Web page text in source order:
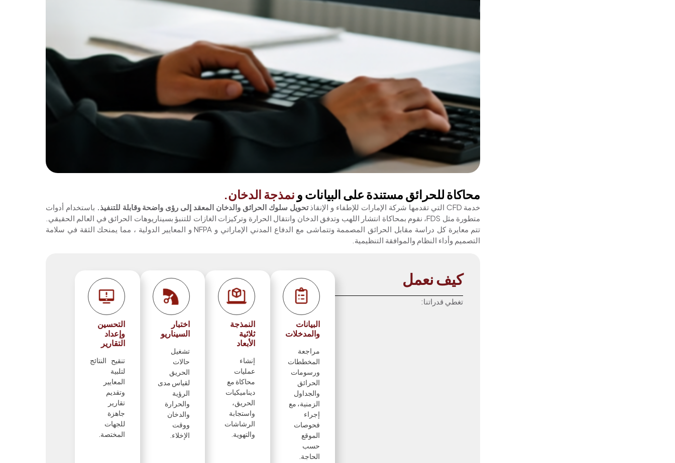
محاكاة للحرائق مستندة على البيانات و نمذجة الدخان.
خدمة CFD التي تقدمها شركة الإمارات للإطفاء و الإنقاذ تحويل سلوك الحرائق والدخان المعقد إلى رؤى واضحة وقابلة للتنفيذ. باستخدام أدوات
متطورة مثل FDS، نقوم بمحاكاة انتشار اللهب وتدفق الدخان وانتقال الحرارة وتركيزات الغازات للتنبؤ بسيناريوهات الحرائق في العالم الحقيقي.
تتم معايرة كل دراسة مقابل الحرائق المصممة وتتماشى مع الدفاع المدني الإماراتي و NFPA و
المعايير الدولية ، مما يمنحك الثقة في سلامة
التصميم وأداء النظام والموافقة التنظيمية.
كيف نعمل
تغطي قدراتنا:
البيانات
والمدخلات
مراجعة
المخططات
ورسومات
الحرائق
والجداول
الزمنية، مع
إجراء
فحوصات
الموقع
حسب
الحاجة.
النمذجة
ثلاثية
الأبعاد
إنشاء
عمليات
محاكاة مع
ديناميكيات
الحريق،
واستجابة
الرشاشات
والتهوية.
اختبار
السيناريو
تشغيل
حالات
الحريق
لقياس مدى
الرؤية
والحرارة
والدخان
ووقت
الإخلاء.
التحسين
وإعداد
التقارير
تنقيح النتائج
لتلبية
المعايير
وتقديم
تقارير
جاهزة
للجهات
المختصة.